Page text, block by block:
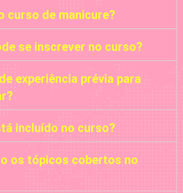
curso de manicure?
se inscrever no curso?
experiência prévia para
incluído no curso?
os tópicos cobertos no